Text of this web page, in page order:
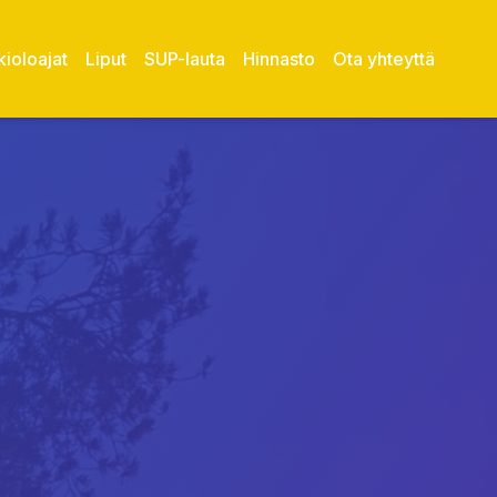
Liput SUP-lauta Hinnasto Ota yhteyttä